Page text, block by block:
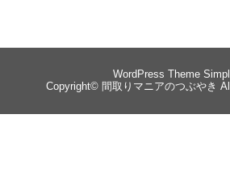
WordPress Theme
Copyright© 間取りマニアのつぶやき